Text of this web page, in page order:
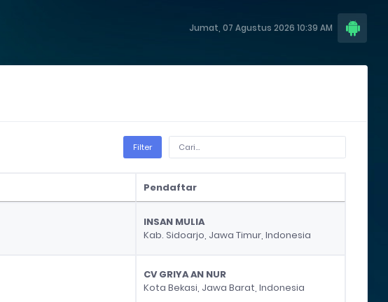
Jumat, 07 Agustus 2026 10:39 AM
Filter
Pendaftar
INSAN MULIA
Kab. Sidoarjo, Jawa Timur, Indonesia
CV GRIYA AN NUR
Kota Bekasi, Jawa Barat, Indonesia